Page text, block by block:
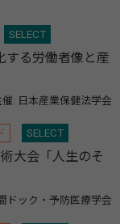
SELECT
する労働者像と産
催: 日本産業保健法学会
SELECT
大会「人生のそ
ドック・予防医療学会